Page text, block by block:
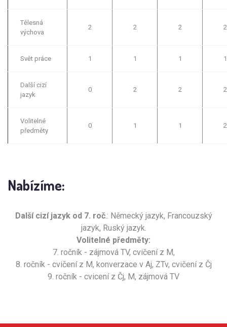
Tělesná
výchova
2 2 2 2
Svět práce 1 1 1 1
Další cizí
jazyk
0 2 2 2
Volitelné
předměty
0 1 1 2
Nabízíme:
Další cizí jazyk od 7. roč.: Německý jazyk, Francouzský
jazyk, Ruský jazyk.
Volitelné předměty:
7. ročník - zájmová TV, cvičení z M,
8. ročník - cvičení z M, konverzace v Aj, ZTv, cvičení z Čj
9. ročník - cvicení z Čj, M, zájmová TV